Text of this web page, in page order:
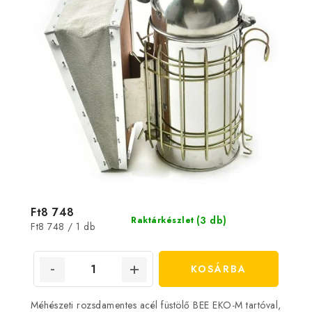
Raktárkészlet (3 db)
Ft8 748
Egységár:
Ft8 748 / 1 db
KOSÁRBA
Méhészeti rozsdamentes acél füstölő BEE EKO-M tartóval,